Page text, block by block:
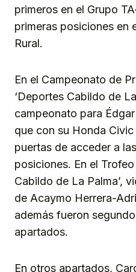
primeros en el Grupo
primeras posiciones en
Rural.
En el Campeonato de
‘Deportes Cabildo de
campeonato para
que con su Honda
puertas de acceder a
posiciones. En el
Cabildo de La Palma’,
de Acaymo Herrera-
además fueron
apartados.
En otros apartados,